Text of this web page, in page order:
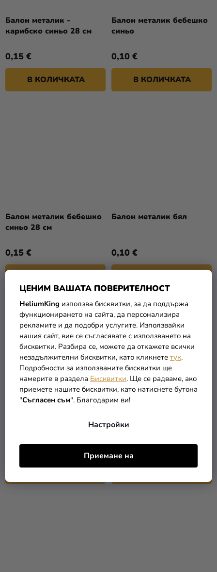
ЦЕНИМ ВАШАТА ПОВЕРИТЕЛНОСТ
HeliumKing използва бисквитки, за да поддържа
функционирането на сайта, да персонализира
рекламите и да подобри услугите. Използвайки
нашия сайт, вие се съгласявате с използването на
бисквитки. Разбира се, можете да откажете всички
незадължителни бисквитки, като кликнете тук.
Подробности за използваните бисквитки ще
намерите в раздела Бисквитки. Ще се радваме, ако
приемете нашите бисквитки, като натиснете бутона
"Съгласен съм". Благодарим ви!
Настройки
Приемане на
Балон металик -
карибско синьо 28 см
0,15 €
В КОЛИЧКАТА
Балон металик бебешко
синьо
0,10 €
В КОЛИЧКАТА
Балон металик бебешко
синьо 28 см
0,15 €
Балон металик бял
0,10 €
0,10 €